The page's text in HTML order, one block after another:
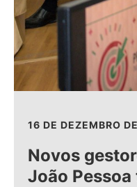
16 DE DEZEMBRO
Novos
João